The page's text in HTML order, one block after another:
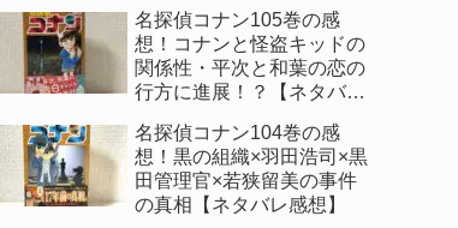
名探偵コナン105巻の感
想！コナンと怪盗キッドの
関係性・平次と和葉の恋の
行方に進展！？【ネタバレ
名探偵コナン104巻の感
想！黒の組織×羽田浩司×黒
田管理官×若狭留美の事件
の真相【ネタバレ感想】